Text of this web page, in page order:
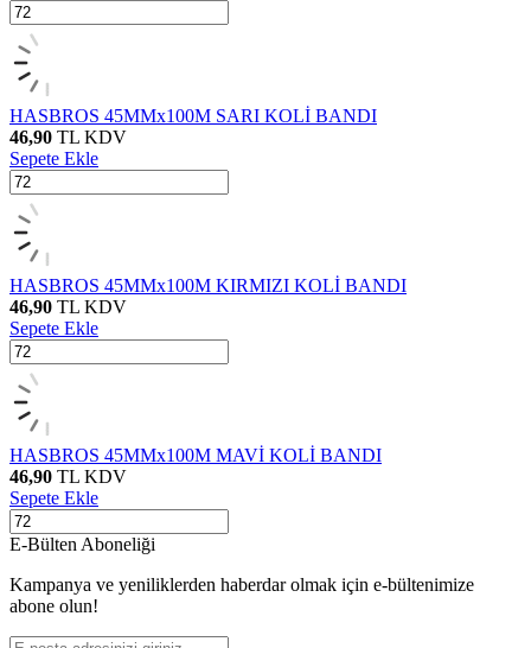
HASBROS 45MMx100M SARI KOLİ BANDI
46,90 TL KDV
Sepete Ekle
HASBROS 45MMx100M KIRMIZI KOLİ BANDI
46,90 TL KDV
Sepete Ekle
HASBROS 45MMx100M MAVİ KOLİ BANDI
46,90 TL KDV
Sepete Ekle
E-Bülten Aboneliği
Kampanya ve yeniliklerden haberdar olmak için e-bültenimize
abone olun!